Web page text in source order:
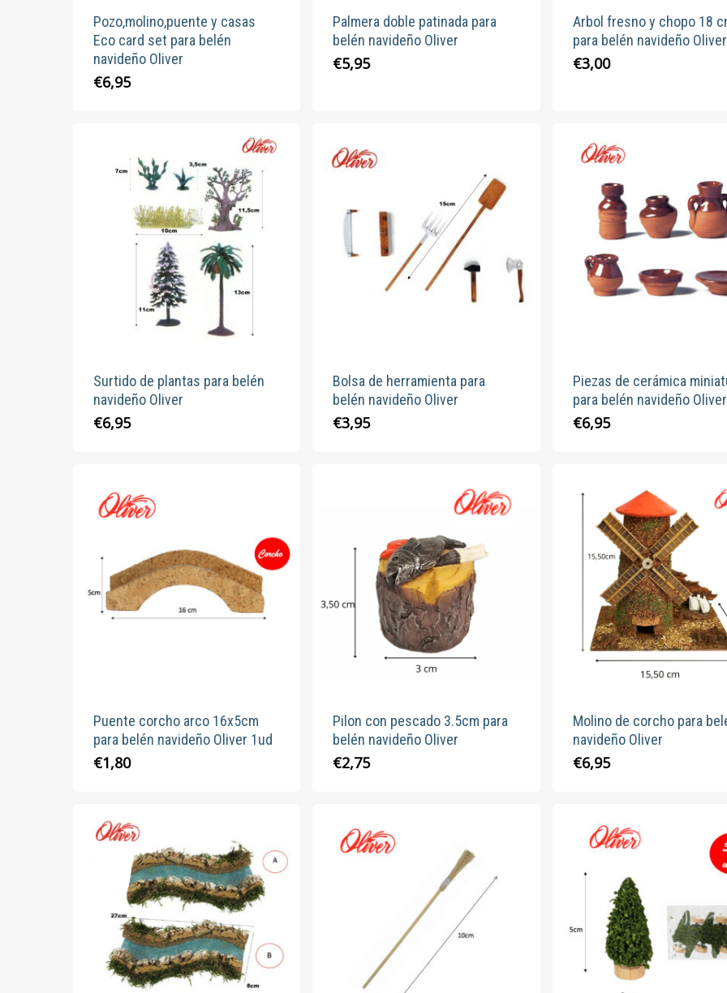
producto
Pozo,molino,puente y casas
Eco card set para belén
navideño Oliver
€6,95
Palmera doble patinada para
belén navideño Oliver
€5,95
Arbol fresno y chopo 18
para belén navideño Oliver
€3,00
se
pueden
en
la
Surtido de plantas para belén
navideño Oliver
€6,95
Bolsa de herramienta para
belén navideño Oliver
€3,95
Piezas de cerámica
para belén navideño Oliver
€6,95
Puente corcho arco 16x5cm
para belén navideño Oliver 1ud
€1,80
Pilon con pescado 3.5cm para
belén navideño Oliver
€2,75
Molino de corcho para
navideño Oliver
€6,95